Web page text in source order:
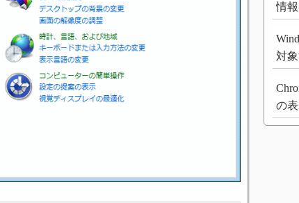
情
対
の